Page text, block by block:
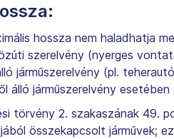
hossza nem haladhatja
szerelvény (nyerges
járműszerelvény (pl.
álló járműszerelvény
törvény 2. szakaszának 49.
összekapcsolt járművek;